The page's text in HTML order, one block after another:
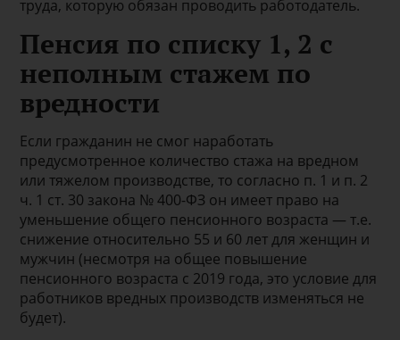
труда, которую обязан проводить работодатель.
Пенсия по списку 1, 2 с
неполным стажем по
вредности
Если гражданин не смог наработать
предусмотренное количество стажа на вредном
или тяжелом производстве, то согласно п. 1 и п. 2
ч. 1 ст. 30 закона № 400-ФЗ он имеет право на
уменьшение общего пенсионного возраста — т.е.
снижение относительно 55 и 60 лет для женщин и
мужчин (несмотря на общее повышение
пенсионного возраста с 2019 года, это условие для
работников вредных производств изменяться не
будет).